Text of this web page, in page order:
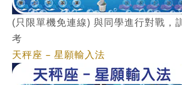
( 只限單機免連線) 與同學進行對戰，
考
天秤座 – 星願輸入法